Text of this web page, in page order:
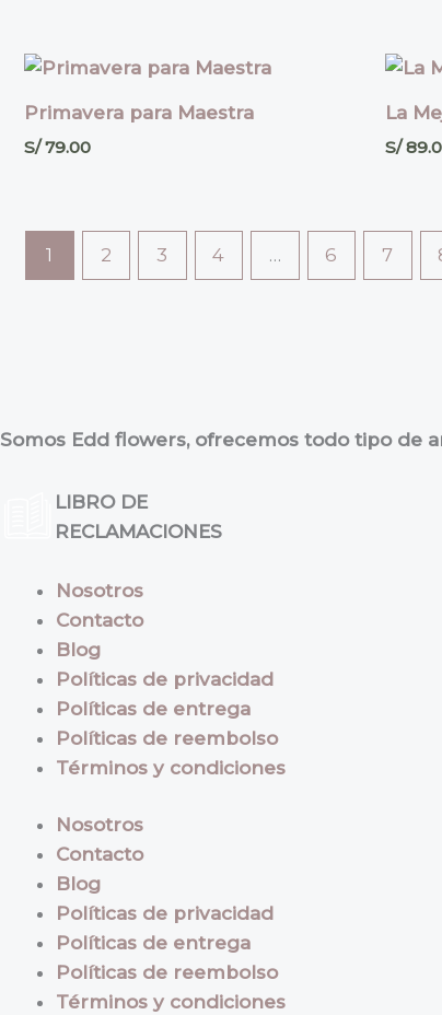
Primavera para Maestra
S/79.00
La
S/
1 2 3 4 … 6 7
Somos Edd flowers, ofrecemos todo tipo de
LIBRO DE
RECLAMACIONES
Nosotros
Contacto
Blog
Políticas de privacidad
Políticas de entrega
Políticas de reembolso
Términos y condiciones
Nosotros
Contacto
Blog
Políticas de privacidad
Políticas de entrega
Políticas de reembolso
Términos y condiciones